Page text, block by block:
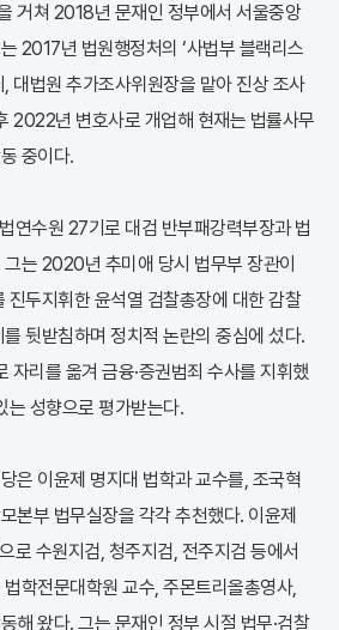
거쳐 2018년 문재인 정부에서 서울중앙
2017년 법원행정처의 ‘사법부 블랙리스
대법원 추가조사위원장을 맡아 진상 조사
2022년 변호사로 개업해 현재는 법률사무
중이다.
연수원 27기로 대검 반부패강력부장과 법
는 2020년 추미애 당시 법무부 장관이
진두지휘한 윤석열 검찰총장에 대한 감찰
뒷받침하며 정치적 논란의 중심에 섰다.
자리를 옮겨 금융·증권범죄 수사를 지휘했
는 성향으로 평가받는다.
은 이윤제 명지대 법학과 교수를, 조국혁
본부 법무실장을 각각 추천했다. 이윤제
로 수원지검, 청주지검, 전주지검 등에서
학전문대학원 교수, 주몬트리올총영사,
해 왔다. 그는 문재인 정부 시절 법무·검찰